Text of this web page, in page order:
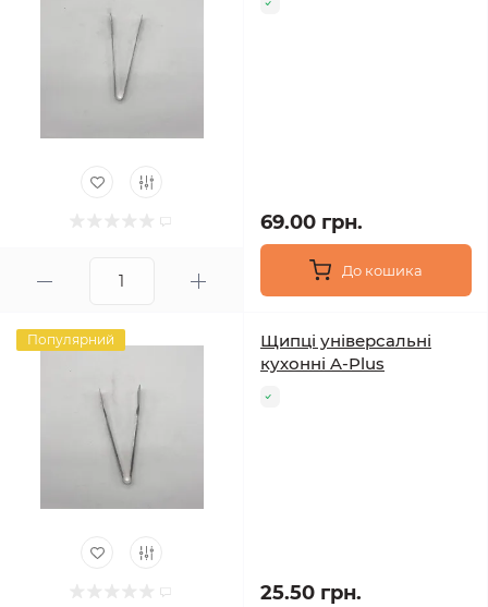
69.00 грн.
До кошика
Популярний
Щипці універсальні
кухонні A-Plus
25.50 грн.